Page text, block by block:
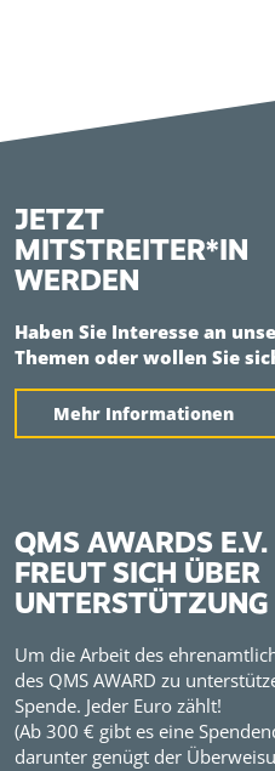
JETZT
MITSTREITER*IN
WERDEN
Haben Sie Interesse an
Themen oder wollen Sie
Mehr Informationen
QMS AWARDS E.V.
FREUT SICH ÜBER
UNTERSTÜTZUNG
Um die Arbeit des
des QMS AWARD zu
Spende. Jeder Euro zählt!
(Ab 300 € gibt es eine
darunter genügt der